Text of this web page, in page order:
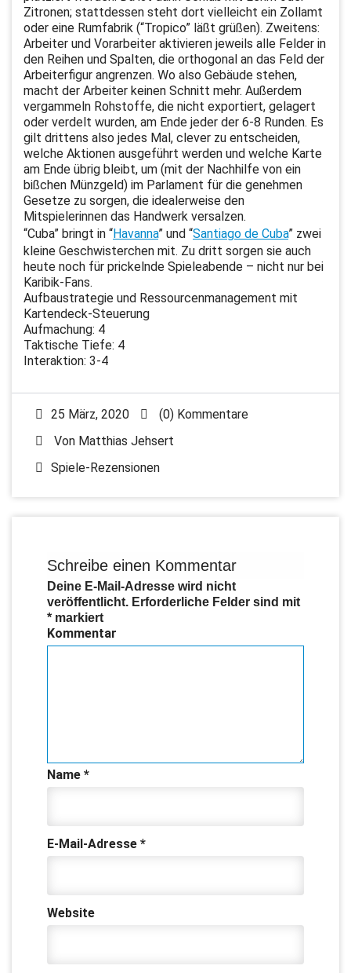
Zitronen; stattdessen steht dort vielleicht ein Zollamt
oder eine Rumfabrik (“Tropico” läßt grüßen). Zweitens:
Arbeiter und Vorarbeiter aktivieren jeweils alle Felder in
den Reihen und Spalten, die orthogonal an das Feld der
Arbeiterfigur angrenzen. Wo also Gebäude stehen,
macht der Arbeiter keinen Schnitt mehr. Außerdem
vergammeln Rohstoffe, die nicht exportiert, gelagert
oder verdelt wurden, am Ende jeder der 6-8 Runden. Es
gilt drittens also jedes Mal, clever zu entscheiden,
welche Aktionen ausgeführt werden und welche Karte
am Ende übrig bleibt, um (mit der Nachhilfe von ein
bißchen Münzgeld) im Parlament für die genehmen
Gesetze zu sorgen, die idealerweise den
Mitspielerinnen das Handwerk versalzen.
“Cuba” bringt in “Havanna” und “Santiago de Cuba” zwei
kleine Geschwisterchen mit. Zu dritt sorgen sie auch
heute noch für prickelnde Spieleabende – nicht nur bei
Karibik-Fans.
Aufbaustrategie und Ressourcenmanagement mit
Kartendeck-Steuerung
Aufmachung: 4
Taktische Tiefe: 4
Interaktion: 3-4
25 März, 2020
(0) Kommentare
Von Matthias Jehsert
Spiele-Rezensionen
Schreibe einen Kommentar
Deine E-Mail-Adresse wird nicht
veröffentlicht. Erforderliche Felder sind mit
* markiert
Kommentar
Name *
E-Mail-Adresse *
Website